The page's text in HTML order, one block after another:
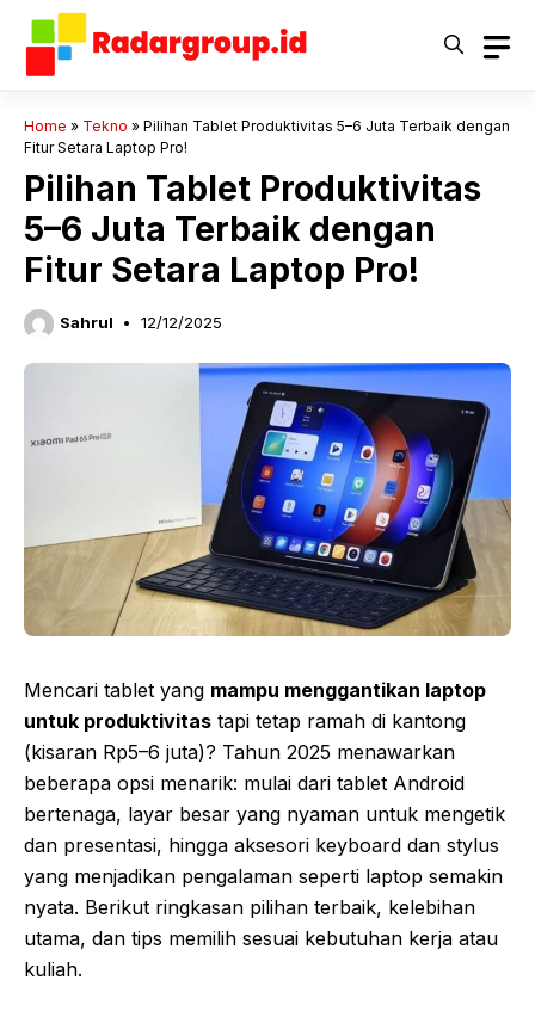
Langsung
Home » Tekno » Pilihan Tablet Produktivitas 5–6 Juta Terbaik dengan
Fitur Setara Laptop Pro!
Pilihan Tablet Produktivitas
5–6 Juta Terbaik dengan
Fitur Setara Laptop Pro!
Sahrul 12/12/2025
Mencari tablet yang mampu menggantikan laptop
untuk produktivitas tapi tetap ramah di kantong
(kisaran Rp5–6 juta)? Tahun 2025 menawarkan
beberapa opsi menarik: mulai dari tablet Android
bertenaga, layar besar yang nyaman untuk mengetik
dan presentasi, hingga aksesori keyboard dan stylus
yang menjadikan pengalaman seperti laptop semakin
nyata. Berikut ringkasan pilihan terbaik, kelebihan
utama, dan tips memilih sesuai kebutuhan kerja atau
kuliah.